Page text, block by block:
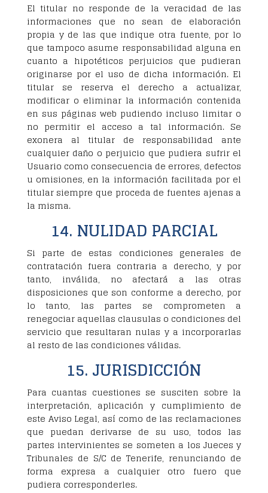
El titular no responde de la veracidad de las
informaciones que no sean de elaboración
propia y de las que indique otra fuente, por lo
que tampoco asume responsabilidad alguna en
cuanto a hipotéticos perjuicios que pudieran
originarse por el uso de dicha información. El
titular se reserva el derecho a actualizar,
modificar o eliminar la información contenida
en sus páginas web pudiendo incluso limitar o
no permitir el acceso a tal información. Se
exonera al titular de responsabilidad ante
cualquier daño o perjuicio que pudiera sufrir el
Usuario como consecuencia de errores, defectos
u omisiones, en la información facilitada por el
titular siempre que proceda de fuentes ajenas a
la misma.
14. NULIDAD PARCIAL
Si parte de estas condiciones generales de
contratación fuera contraria a derecho, y por
tanto, inválida, no afectará a las otras
disposiciones que son conforme a derecho, por
lo tanto, las partes se comprometen a
renegociar aquellas clausulas o condiciones del
servicio que resultaran nulas y a incorporarlas
al resto de las condiciones válidas.
15. JURISDICCIÓN
Para cuantas cuestiones se susciten sobre la
interpretación, aplicación y cumplimiento de
este Aviso Legal, así como de las reclamaciones
que puedan derivarse de su uso, todos las
partes intervinientes se someten a los Jueces y
Tribunales de S/C de Tenerife, renunciando de
forma expresa a cualquier otro fuero que
pudiera corresponderles.